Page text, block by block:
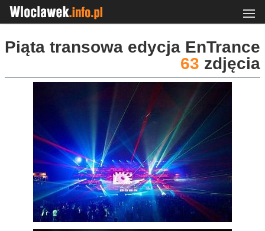
Piąta transowa edycja EnTrance
63 zdjęcia